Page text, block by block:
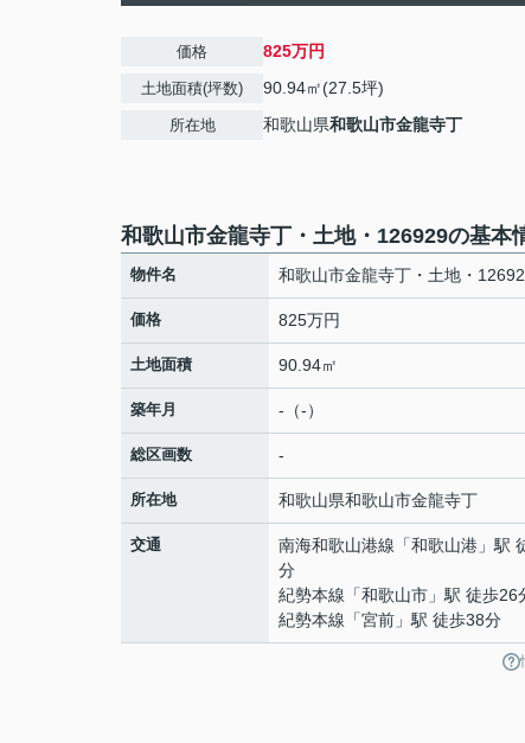
価格 825万円
土地面積(坪数) 90.94㎡(27.5坪)
所在地 和歌山県和歌山市金龍寺丁
和歌山市金龍寺丁・土地・126929の基本
物件名 和歌山市金龍寺丁・土地・
価格 825万円
土地面積 90.94㎡
築年月 -（-）
総区画数 -
所在地 和歌山県和歌山市金龍寺丁
交通 南海和歌山港線 「和歌山港 」駅
分
紀勢本線 「和歌山市 」駅 徒歩26
紀勢本線 「宮前 」駅 徒歩38分